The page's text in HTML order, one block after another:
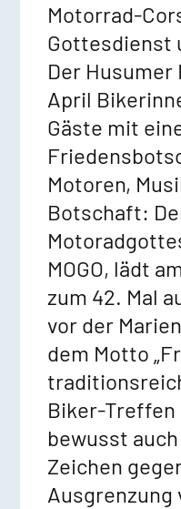
Motorrad-
Gottesdienst
Der Husumer
April
Gäste mit
Motoren,
Botschaft:
MOGO, lädt
zum 42. Mal
vor der
dem Motto
Biker-
bewusst
Zeichen
Ausgrenzung